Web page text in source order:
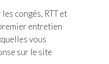
congés, RTT et
entretien
vous
sur le site